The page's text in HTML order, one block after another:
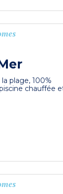
plage, 100%
chauffée